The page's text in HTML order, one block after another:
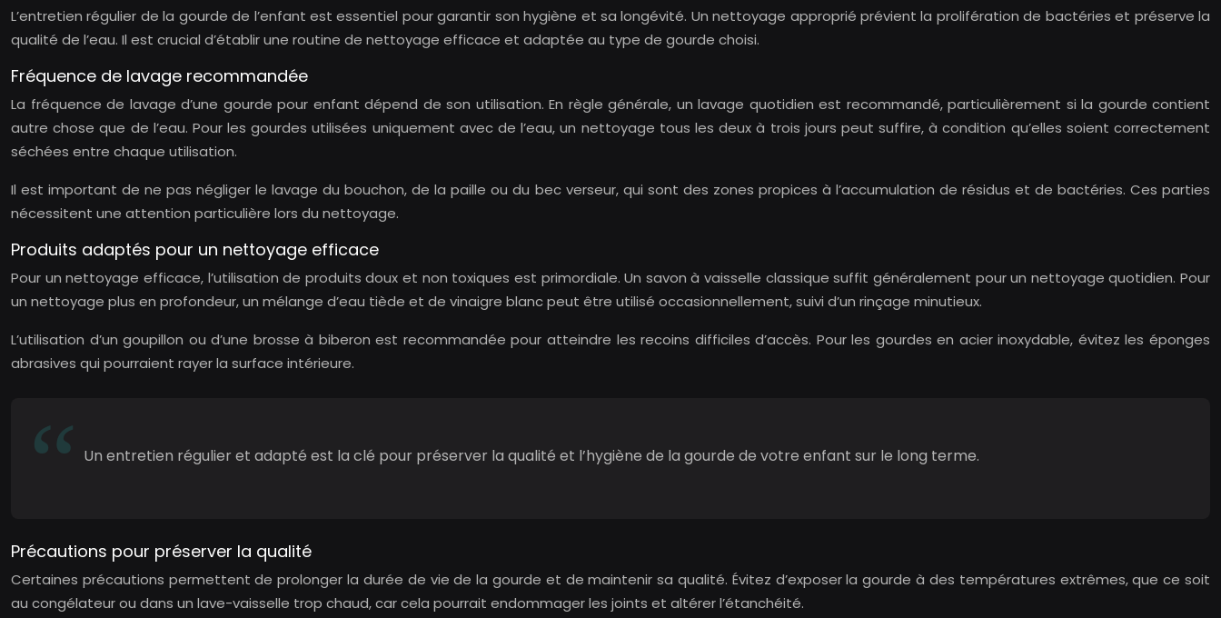
L’entretien régulier de la gourde de l’enfant est essentiel pour garantir son hygiène et sa longévité. Un nettoyage approprié prévient la prolifération de bactéries et préserve la
qualité de l’eau. Il est crucial d’établir une routine de nettoyage efficace et adaptée au type de gourde choisi.
Fréquence de lavage recommandée
La fréquence de lavage d’une gourde pour enfant dépend de son utilisation. En règle générale, un lavage quotidien est recommandé, particulièrement si la gourde contient
autre chose que de l’eau. Pour les gourdes utilisées uniquement avec de l’eau, un nettoyage tous les deux à trois jours peut suffire, à condition qu’elles soient correctement
séchées entre chaque utilisation.
Il est important de ne pas négliger le lavage du bouchon, de la paille ou du bec verseur, qui sont des zones propices à l’accumulation de résidus et de bactéries. Ces parties
nécessitent une attention particulière lors du nettoyage.
Produits adaptés pour un nettoyage efficace
Pour un nettoyage efficace, l’utilisation de produits doux et non toxiques est primordiale. Un savon à vaisselle classique suffit généralement pour un nettoyage quotidien. Pour
un nettoyage plus en profondeur, un mélange d’eau tiède et de vinaigre blanc peut être utilisé occasionnellement, suivi d’un rinçage minutieux.
L’utilisation d’un goupillon ou d’une brosse à biberon est recommandée pour atteindre les recoins difficiles d’accès. Pour les gourdes en acier inoxydable, évitez les éponges
abrasives qui pourraient rayer la surface intérieure.
Un entretien régulier et adapté est la clé pour préserver la qualité et l’hygiène de la gourde de votre enfant sur le long terme.
Précautions pour préserver la qualité
Certaines précautions permettent de prolonger la durée de vie de la gourde et de maintenir sa qualité. Évitez d’exposer la gourde à des températures extrêmes, que ce soit
au congélateur ou dans un lave-vaisselle trop chaud, car cela pourrait endommager les joints et altérer l’étanchéité.